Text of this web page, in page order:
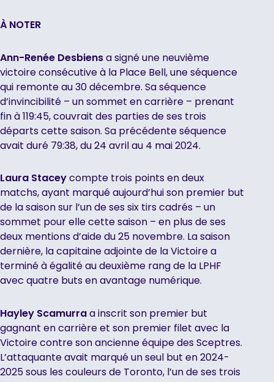
À NOTER
Ann-Renée Desbiensa signé une neuvième
victoire consécutive à la Place Bell, une séquence
qui remonte au 30 décembre. Sa séquence
d’invincibilité – un sommet en carrière – prenant
fin à 119:45, couvrait des parties de ses trois
départs cette saison. Sa précédente séquence
avait duré 79:38, du 24 avril au 4 mai 2024.
Laura Staceycompte trois points en deux
matchs, ayant marqué aujourd’hui son premier but
de la saison sur l’un de ses six tirs cadrés – un
sommet pour elle cette saison – en plus de ses
deux mentions d’aide du 25 novembre. La saison
dernière, la capitaine adjointe de la Victoire a
terminé à égalité au deuxième rang de la LPHF
avec quatre buts en avantage numérique.
Hayley Scamurraa inscrit son premier but
gagnant en carrière et son premier filet avec la
Victoire contre son ancienne équipe des Sceptres.
L’attaquante avait marqué un seul but en 2024-
2025 sous les couleurs de Toronto, l’un de ses trois